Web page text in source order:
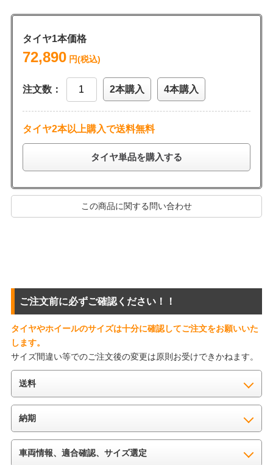
タイヤ1本価格
72,890円(税込)
注文数： 2本購入 4本購入
タイヤ2本以上購入で送料無料
タイヤ単品を購入する
この商品に関する問い合わせ
ご注文前に必ずご確認ください！！
タイヤやホイールのサイズは十分に確認してご注文をお願いいた
します。
サイズ間違い等でのご注文後の変更は原則お受けできかねます。
送料
納期
車両情報、適合確認、サイズ選定